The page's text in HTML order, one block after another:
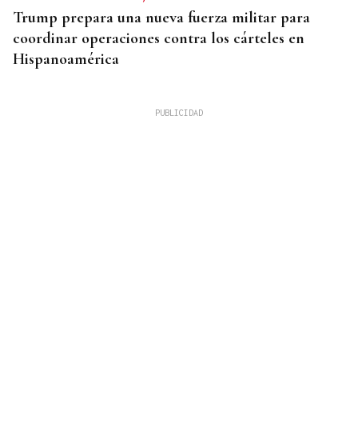
Trump prepara una nueva fuerza militar para
coordinar operaciones contra los cárteles en
Hispanoamérica